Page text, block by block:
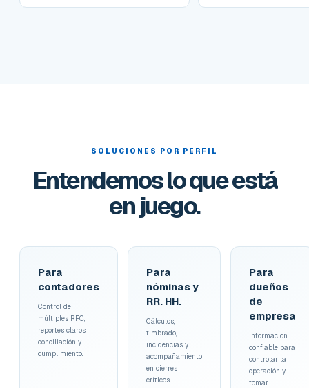
SOLUCIONES POR PERFIL
Entendemos lo que está
en juego.
Para
contadores
Control de
múltiples RFC,
reportes claros,
conciliación y
cumplimiento.
Para
nóminas y
RR. HH.
Cálculos,
timbrado,
incidencias y
acompañamiento
en cierres
críticos.
Para
dueños
de
empresa
Información
confiable para
controlar la
operación y
tomar